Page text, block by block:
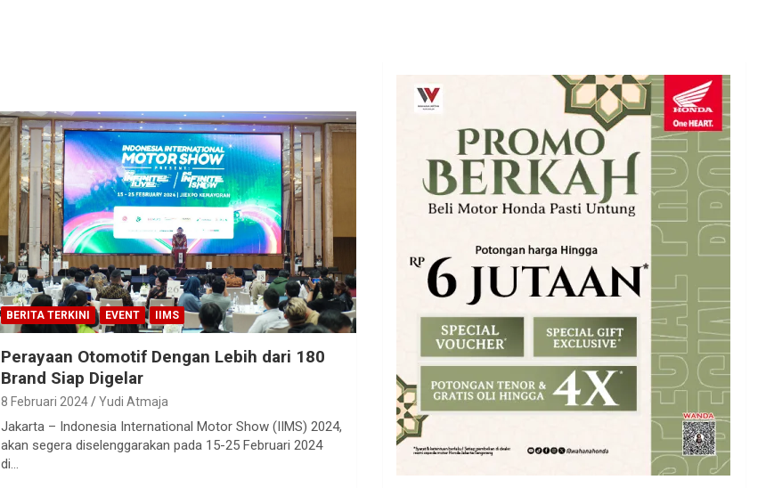
BERITA TERKINI EVENT IIMS
Perayaan Otomotif Dengan Lebih dari 180
Brand Siap Digelar
8 Februari 2024 Yudi Atmaja
Jakarta – Indonesia International Motor Show (IIMS) 2024,
akan segera diselenggarakan pada 15-25 Februari 2024
di…